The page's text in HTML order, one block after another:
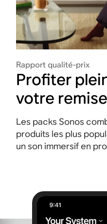
Rapport qualité-prix
Profiter
votre remise
Les packs Sonos
produits les plus
un son immersif en